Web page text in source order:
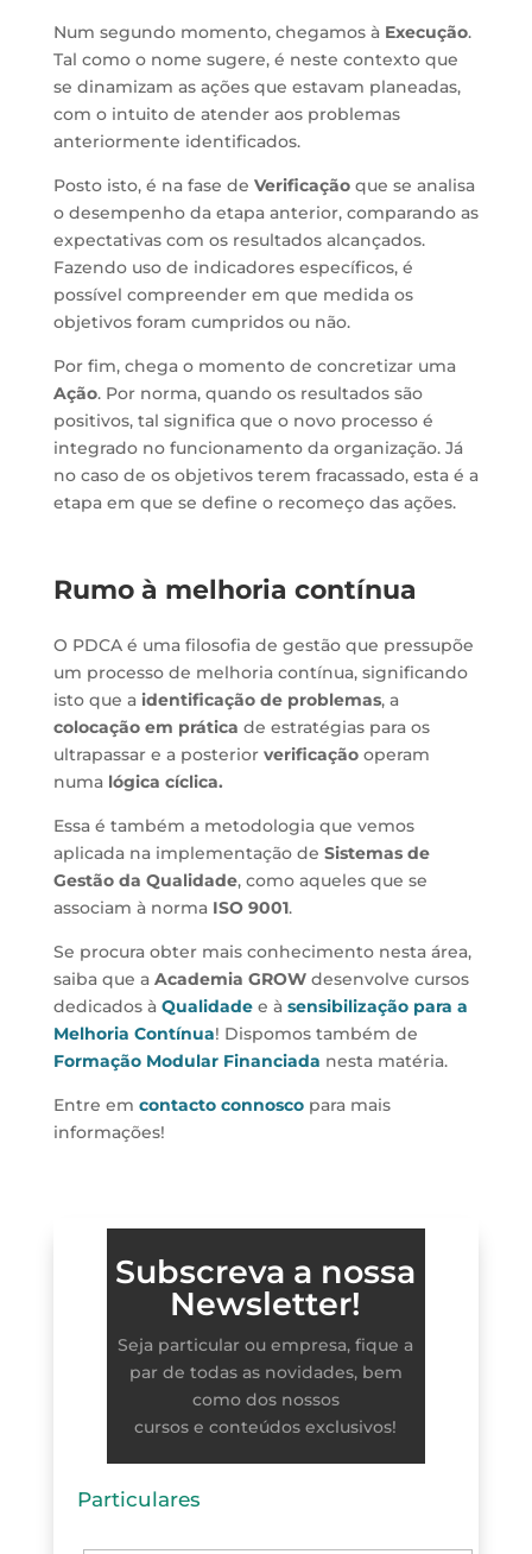
Num segundo momento, chegamos à Execução.
Tal como o nome sugere, é neste contexto que
se dinamizam as ações que estavam planeadas,
com o intuito de atender aos problemas
anteriormente identificados.
Posto isto, é na fase de Verificaçãoque se analisa
o desempenho da etapa anterior, comparando as
expectativas com os resultados alcançados.
Fazendo uso de indicadores específicos, é
possível compreender em que medida os
objetivos foram cumpridos ou não.
Por fim, chega o momento de concretizar uma
Ação. Por norma, quando os resultados são
positivos, tal significa que o novo processo é
integrado no funcionamento da organização. Já
no caso de os objetivos terem fracassado, esta é a
etapa em que se define o recomeço das ações.
Rumo à melhoria contínua
O PDCA é uma filosofia de gestão que pressupõe
um processo de melhoria contínua, significando
isto que a identificação de problemas, a
colocação em prática de estratégias para os
ultrapassar e a posterior verificaçãooperam
numa lógica cíclica.
Essa é também a metodologia que vemos
aplicada na implementação de Sistemas de
Gestão da Qualidade, como aqueles que se
associam à norma ISO 9001.
Se procura obter mais conhecimento nesta área,
saiba que a Academia GROWdesenvolve cursos
dedicados à Qualidadee à sensibilização para a
Melhoria Contínua! Dispomos também de
Formação Modular Financiada nesta matéria.
Entre em contacto connoscopara mais
informações!
Subscreva a nossa
Newsletter!
Seja particular ou empresa, fique a
par de todas as novidades, bem
como dos nossos
cursos e conteúdos exclusivos!
Particulares